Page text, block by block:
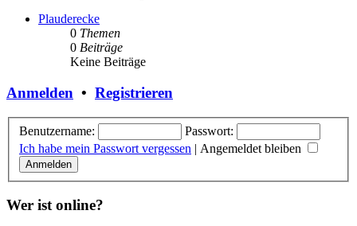
Plauderecke
0 Themen
0 Beiträge
Keine Beiträge
Anmelden • Registrieren
Benutzername:
Passwort:
Ich habe mein Passwort vergessen | Angemeldet bleiben
Wer ist online?